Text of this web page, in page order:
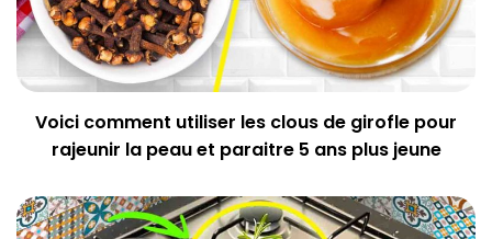
Voici comment utiliser les clous de girofle pour
rajeunir la peau et paraitre 5 ans plus jeune